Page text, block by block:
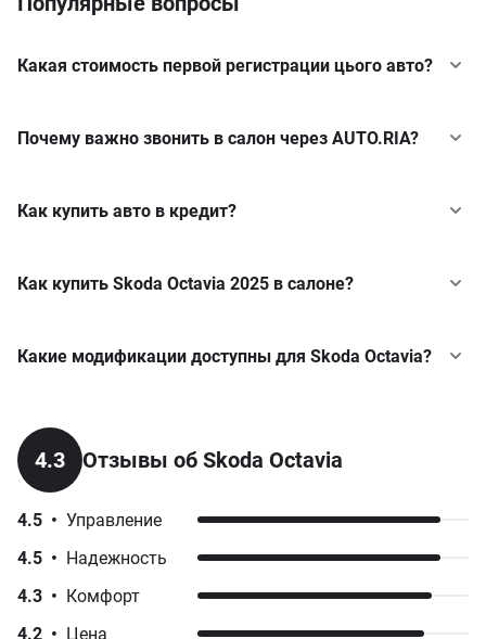
Какая стоимость первой регистрации цього авто?
Почему важно звонить в салон через AUTO.RIA?
Как купить авто в кредит?
Skoda Enyaqу кредит
Skoda Kamiq
Skoda Karoqу кредит
Как купить Skoda Octavia 2025 в салоне?
Какие модификации доступны для Skoda Octavia?
2.0 TSI DSG (204 к.с.) 4x4
от 1 859 900 грн
от 1 643 000 грн
4.3 Отзывы об Skoda Octavia
4.5 • Управление
4.5 • Надежность
4.3 • Комфорт
4.2 • Цена